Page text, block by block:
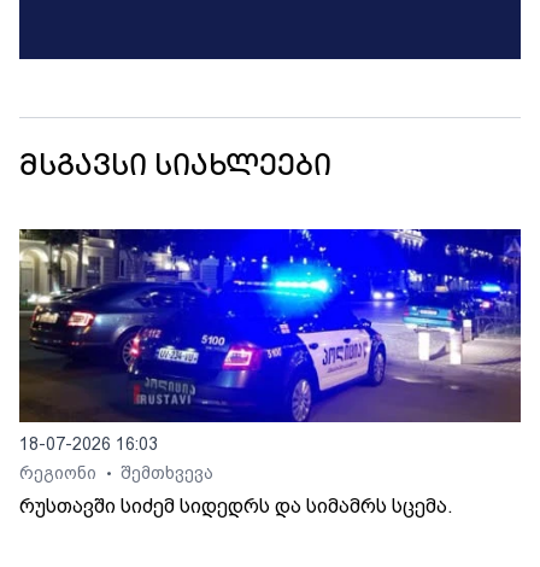
მსგავსი სიახლეები
18-07-2026 16:03
რეგიონი
• შემთხვევა
რუსთავში სიძემ სიდედრს და სიმამრს სცემა.